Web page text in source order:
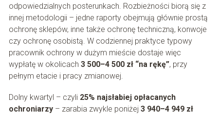
odpowiedzialnych posterunkach. Rozbieżności biorą się z
innej metodologii – jedne raporty obejmują głównie prostą
ochronę sklepów, inne także ochronę techniczną, konwoje
czy ochronę osobistą. W codziennej praktyce typowy
pracownik ochrony w dużym mieście dostaje więc
wypłatę w okolicach 3 500–4 500 zł “na rękę”, przy
pełnym etacie i pracy zmianowej.
Dolny kwartyl – czyli 25% najsłabiej opłacanych
ochroniarzy– zarabia zwykle poniżej 3 940–4 949 zł